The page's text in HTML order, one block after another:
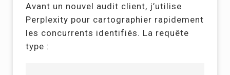
Avant un nouvel audit client, j’utilise
Perplexity pour cartographier rapidement
les concurrents identifiés. La requête
type :